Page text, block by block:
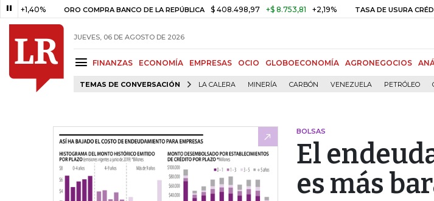
ORO COMPRA BANCO DE LA REPÚBLICA $ 408.498,97 +$ 8.753,81 +2,19% TASA DE USURA CRÉDITO
JUEVES, 06 DE AGOSTO DE 2026
FINANZAS ECONOMÍA EMPRESAS OCIO GLOBOECONOMÍA AGRONEGOCIOS
TEMAS DE CONVERSACIÓN LA CALERA MINERÍA CARBÓN VENEZUELA PETRÓLEO
BOLSAS
El
es más